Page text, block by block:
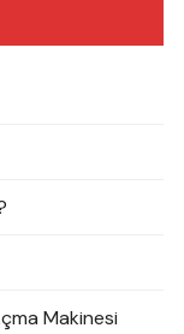
Makinesi